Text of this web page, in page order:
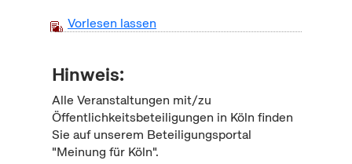
Vorlesen lassen
Hinweis:
Alle Veranstaltungen mit/zu
Öffentlichkeitsbeteiligungen in Köln finden
Sie auf unserem Beteiligungsportal
"Meinung für Köln".